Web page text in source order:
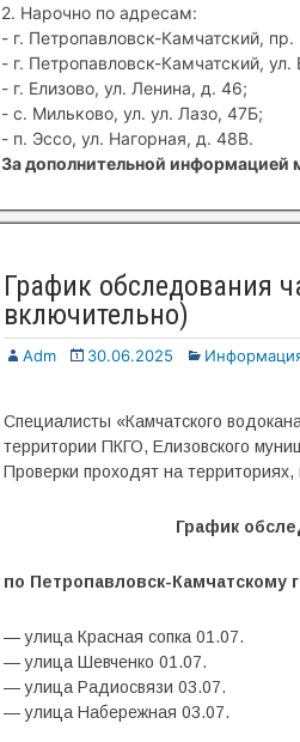
2. Нарочно по адресам:
- г. Петропавловск-Камчатский,
- г. Петропавловск-Камчатский,
- г. Елизово, ул. Ленина, д. 46;
- с. Мильково, ул. ул. Лазо, 47Б;
- п. Эссо, ул. Нагорная, д. 48В.
За дополнительной информацией
График обследования
включительно)
Adm 30.06.2025
Специалисты «Камчатского
территории ПКГО, Елизовского
Проверки проходят на
График
по Петропавловск-Камчатскому
— улица Красная сопка 01.07.
— улица Шевченко 01.07.
— улица Радиосвязи 03.07.
— улица Набережная 03.07.